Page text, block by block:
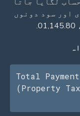
اور سود دونوں
Total
(Property